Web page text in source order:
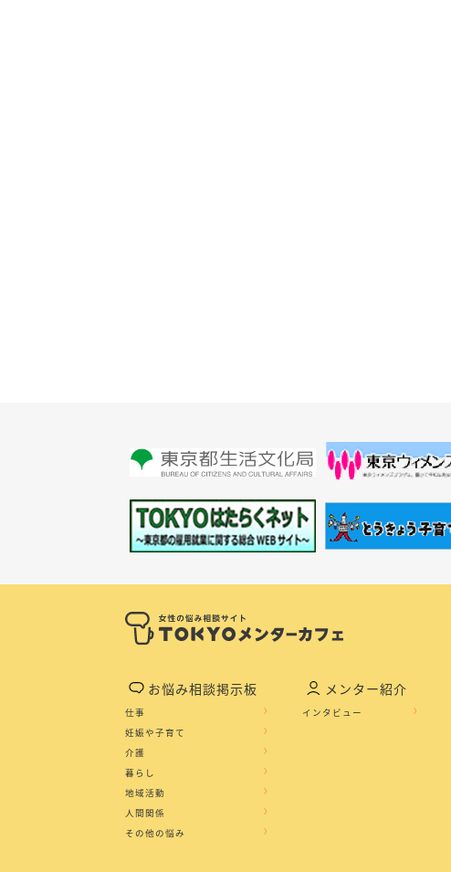
お悩み相談掲示板
仕事
妊娠や子育て
介護
暮らし
地域活動
人間関係
その他の悩み
メンター紹介
インタビュー